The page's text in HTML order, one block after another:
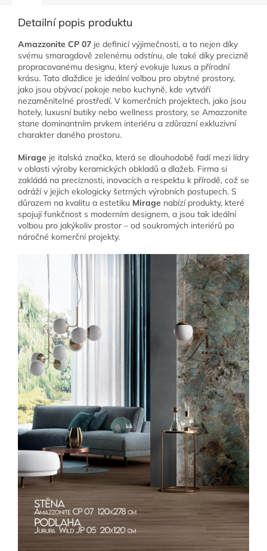
Detailní popis produktu
Amazzonite CP 07 je definicí výjimečnosti, a to nejen díky
svému smaragdově zelenému odstínu, ale také díky precizně
propracovanému designu, který evokuje luxus a přírodní
krásu. Tato dlaždice je ideální volbou pro obytné prostory,
jako jsou obývací pokoje nebo kuchyně, kde vytváří
nezaměnitelné prostředí. V komerčních projektech, jako jsou
hotely, luxusní butiky nebo wellness prostory, se Amazzonite
stane dominantním prvkem interiéru a zdůrazní exkluzivní
charakter daného prostoru.
Mirage je italská značka, která se dlouhodobě řadí mezi lídry
v oblasti výroby keramických obkladů a dlažeb. Firma si
zakládá na preciznosti, inovacích a respektu k přírodě, což se
odráží v jejich ekologicky šetrných výrobních postupech. S
důrazem na kvalitu a estetiku Mirage nabízí produkty, které
spojují funkčnost s moderním designem, a jsou tak ideální
volbou pro jakýkoliv prostor – od soukromých interiérů po
náročné komerční projekty.